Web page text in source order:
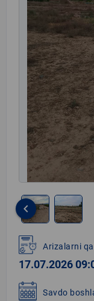
1
of
2
keyboard_arrow_left
Arizalarni
17.07.2026
Savdo